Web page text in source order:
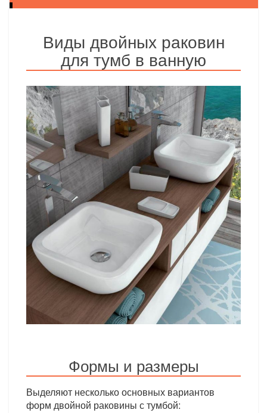
Виды двойных раковин
для тумб в ванную
Формы и размеры
Выделяют несколько основных вариантов
форм двойной раковины с тумбой: